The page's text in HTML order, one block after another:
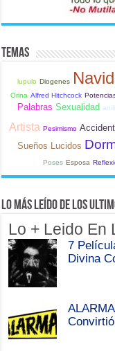
Temas
lupulo Diogenes
Orina Alfred Hitchcock
Palabras Sexualidad
Artista Pesimismo
Sueños Lucidos
Poses Esposa
Lo Más Leído de Los
Lo + Leido En
7
Divina